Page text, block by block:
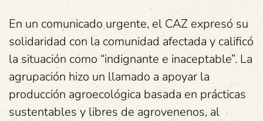
En un comunicado urgente, el CAZ expresó su
solidaridad con la comunidad afectada y calificó
la situación como “indignante e inaceptable”. La
agrupación hizo un llamado a apoyar la
producción agroecológica basada en prácticas
sustentables y libres de agrovenenos, al